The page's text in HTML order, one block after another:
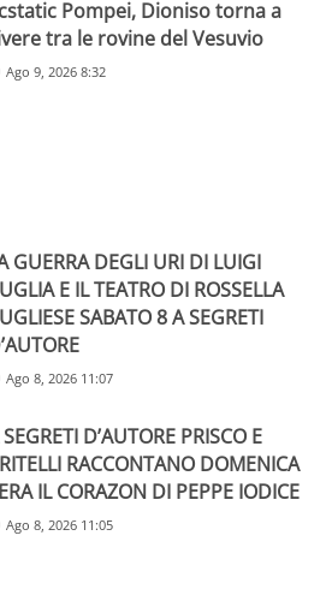
Pompei, Dioniso torna a
tra le rovine del Vesuvio
Ago 9, 2026 8:32
GUERRA DEGLI URI DI LUIGI
E IL TEATRO DI ROSSELLA
SABATO 8 A SEGRETI
Ago 8, 2026 11:07
D’AUTORE PRISCO E
RACCONTANO DOMENICA
IL CORAZON DI PEPPE IODICE
Ago 8, 2026 11:05